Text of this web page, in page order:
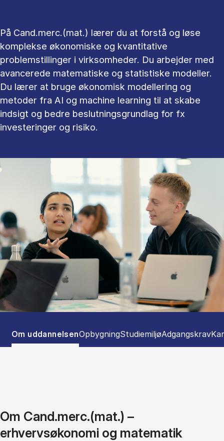
På Cand.merc.(mat.) lærer du at forstå og løse
komplekse økonomiske og kvantitative
problemstillinger i virksomheder. Du arbejder med
avancerede matematiske og statistiske modeller.
Du lærer at bruge økonomisk modellering og
metoder fra AI og machine learning til at skabe
indsigt og bedre beslutningsgrundlag for fx
investeringer og risiko.
Tablist controls
Show panel
Om uddannelsenShow panel
OpbygningShow panel
StudiemiljøShow panel
Adgangskrav
Om Cand.merc.(mat.) –
erhvervsøkonomi og matematik